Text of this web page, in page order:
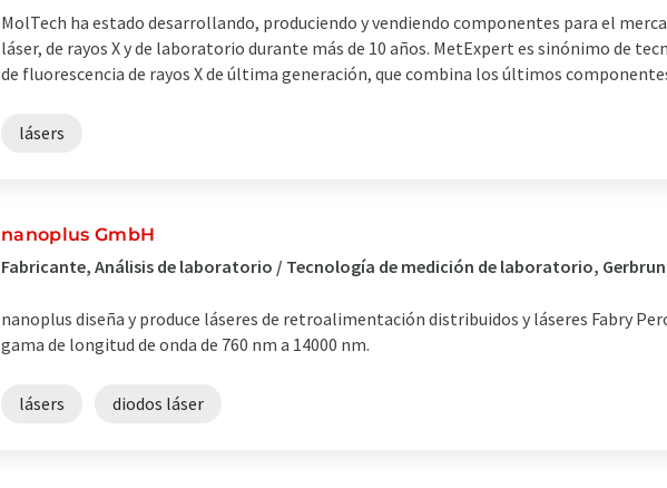
MolTech ha estado desarrollando, produciendo y vendiendo componentes para el
láser, de rayos X y de laboratorio durante más de 10 años. MetExpert es sinónimo de
de fluorescencia de rayos X de última generación, que combina los últimos componentes
lásers
nanoplus GmbH
Fabricante, Análisis de laboratorio / Tecnología de medición de laboratorio,
nanoplus diseña y produce láseres de retroalimentación distribuidos y láseres Fabry
gama de longitud de onda de 760 nm a 14000 nm.
lásers diodos láser